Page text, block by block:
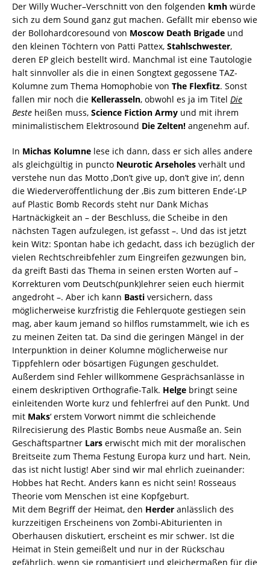
Der Willy Wucher–Verschnitt von den folgenden kmh würde
sich zu dem Sound ganz gut machen. Gefällt mir ebenso wie
der Bollohardcoresound von Moscow Death Brigade und
den kleinen Töchtern von Patti Pattex, Stahlschwester,
deren EP gleich bestellt wird. Manchmal ist eine Tautologie
halt sinnvoller als die in einen Songtext gegossene TAZ-
Kolumne zum Thema Homophobie von The Flexfitz. Sonst
fallen mir noch die Kellerasseln, obwohl es ja im Titel Die
Beste heißen muss, Science Fiction Army und mit ihrem
minimalistischem Elektrosound Die Zelten! angenehm auf.
In Michas Kolumne lese ich dann, dass er sich alles andere
als gleichgültig in puncto Neurotic Arseholes verhält und
verstehe nun das Motto ‚Don’t give up, don’t give in‘, denn
die Wiederveröffentlichung der ‚Bis zum bitteren Ende‘-LP
auf Plastic Bomb Records steht nur Dank Michas
Hartnäckigkeit an – der Beschluss, die Scheibe in den
nächsten Tagen aufzulegen, ist gefasst –. Und das ist jetzt
kein Witz: Spontan habe ich gedacht, dass ich bezüglich der
vielen Rechtschreibfehler zum Eingreifen gezwungen bin,
da greift Basti das Thema in seinen ersten Worten auf –
Korrekturen vom Deutsch(punk)lehrer seien euch hiermit
angedroht –. Aber ich kann Basti versichern, dass
möglicherweise kurzfristig die Fehlerquote gestiegen sein
mag, aber kaum jemand so hilflos rumstammelt, wie ich es
zu meinen Zeiten tat. Da sind die geringen Mängel in der
Interpunktion in deiner Kolumne möglicherweise nur
Tippfehlern oder bösartigen Fügungen geschuldet.
Außerdem sind Fehler willkommene Gesprächsanlässe in
einem deskriptiven Orthografie-Talk. Helge bringt seine
einleitenden Worte kurz und fehlerfrei auf den Punkt. Und
mit Maks‘ erstem Vorwort nimmt die schleichende
Rilrecisierung des Plastic Bombs neue Ausmaße an. Sein
Geschäftspartner Lars erwischt mich mit der moralischen
Breitseite zum Thema Festung Europa kurz und hart. Nein,
das ist nicht lustig! Aber sind wir mal ehrlich zueinander:
Hobbes hat Recht. Anders kann es nicht sein! Rosseaus
Theorie vom Menschen ist eine Kopfgeburt.
Mit dem Begriff der Heimat, den Herder anlässlich des
kurzzeitigen Erscheinens von Zombi-Abiturienten in
Oberhausen diskutiert, erscheint es mir schwer. Ist die
Heimat in Stein gemeißelt und nur in der Rückschau
gefährlich, wenn sie romantisiert und gleichermaßen für die